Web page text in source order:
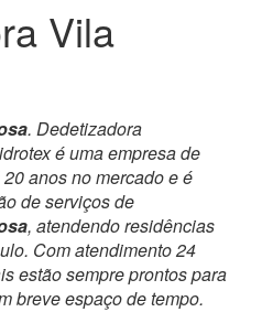
Vila
. Dedetizadora
é uma empresa de
anos no mercado e é
de serviços de
, atendendo residências
Com atendimento 24
estão sempre prontos para
breve espaço de tempo.